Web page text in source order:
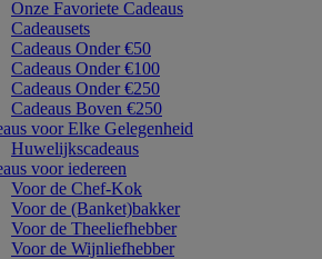
Onze Favoriete Cadeaus
Cadeausets
Cadeaus Onder €50
Cadeaus Onder €100
Cadeaus Onder €250
Cadeaus Boven €250
voor Elke Gelegenheid
Huwelijkscadeaus
voor iedereen
Voor de Chef-Kok
Voor de (Banket)bakker
Voor de Theeliefhebber
Voor de Wijnliefhebber